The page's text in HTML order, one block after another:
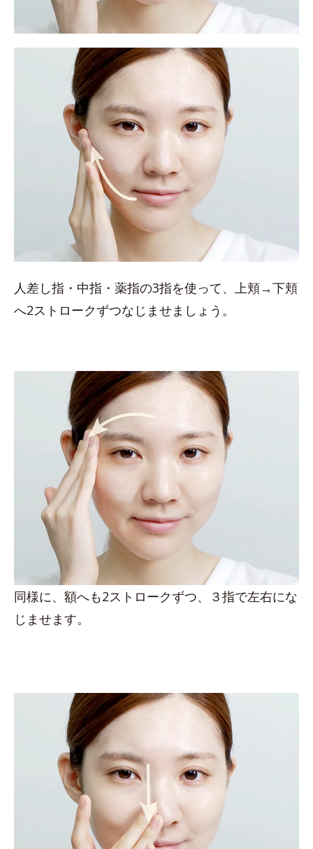
人差し指・中指・薬指の3指を使って、上頬→下頬
へ2ストロークずつなじませましょう。
同様に、額へも2ストロークずつ、３指で左右にな
じませます。